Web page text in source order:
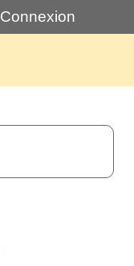
Connexion